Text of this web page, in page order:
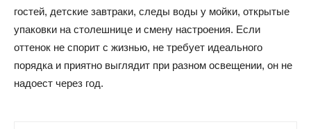
гостей, детские завтраки, следы воды у мойки, открытые
упаковки на столешнице и смену настроения. Если
оттенок не спорит с жизнью, не требует идеального
порядка и приятно выглядит при разном освещении, он не
надоест через год.